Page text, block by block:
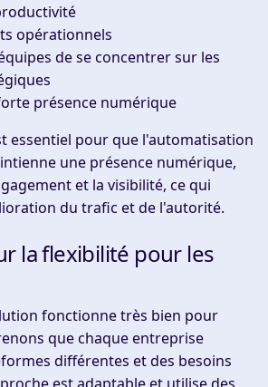
opérationnels
de se concentrer sur les
présence numérique
essentiel pour que l'automatisation
une présence numérique,
et la visibilité, ce qui
du trafic et de l'autorité.
la flexibilité pour les
fonctionne très bien pour
que chaque entreprise
différentes et des besoins